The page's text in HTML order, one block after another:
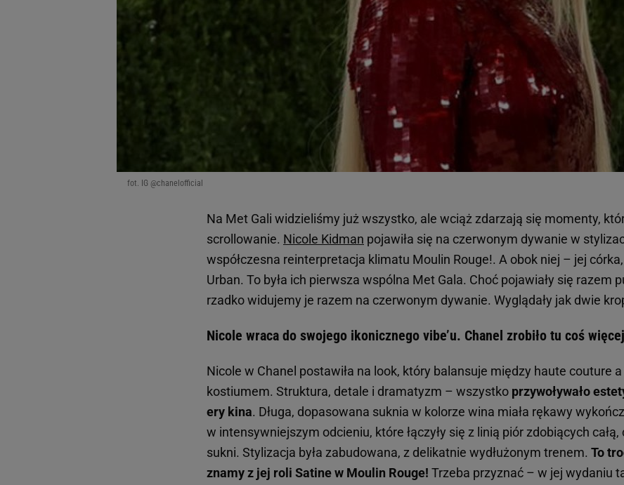
fot. IG @chanelofficial
Na Met Gali widzieliśmy już wszystko, ale wciąż zdarzają się momenty,
scrollowanie. Nicole Kidman pojawiła się na czerwonym dywanie w
współczesna reinterpretacja klimatu Moulin Rouge!. A obok niej – jej
Urban. To była ich pierwsza wspólna Met Gala. Choć pojawiały się razem
rzadko widujemy je razem na czerwonym dywanie. Wyglądały jak dwie
Nicole wraca do swojego ikonicznego vibe’u. Chanel zrobiło tu coś
Nicole w Chanel postawiła na look, który balansuje między haute couture
kostiumem. Struktura, detale i dramatyzm – wszystko przywoływało
ery kina. Długa, dopasowana suknia w kolorze wina miała rękawy
w intensywniejszym odcieniu, które łączyły się z linią piór zdobiących
sukni. Stylizacja była zabudowana, z delikatnie wydłużonym trenem. To
znamy z jej roli Satine w Moulin Rouge! Trzeba przyznać – w jej wydaniu
plików cookie możliwa jest także za pomocą ustawień przeglądarki.
My, nasi Zaufani Partnerzy i Agora S.A. możemy przetwarzać dane osobowe w następujących
Użycie dokładnych danych geolokalizacyjnych. Aktywne skanowanie charakterystyki
Przechowywanie informacji na urządzeniu lub dostęp do nich. Spersonalizowane reklamy i
badnie odbiorców i ulepszanie usług.
Lista Zaufanych Partnerów